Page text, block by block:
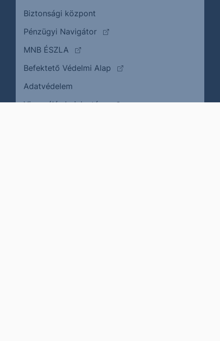
Biztonsági központ
Pénzügyi Navigátor
(külső oldalra ugrik)
MNB ÉSZLA
(külső oldalra ugrik)
Befektető Védelmi Alap
(külső oldalra ugrik)
Adatvédelem
Visszaélés bejelentése(külső oldalra ugrik)